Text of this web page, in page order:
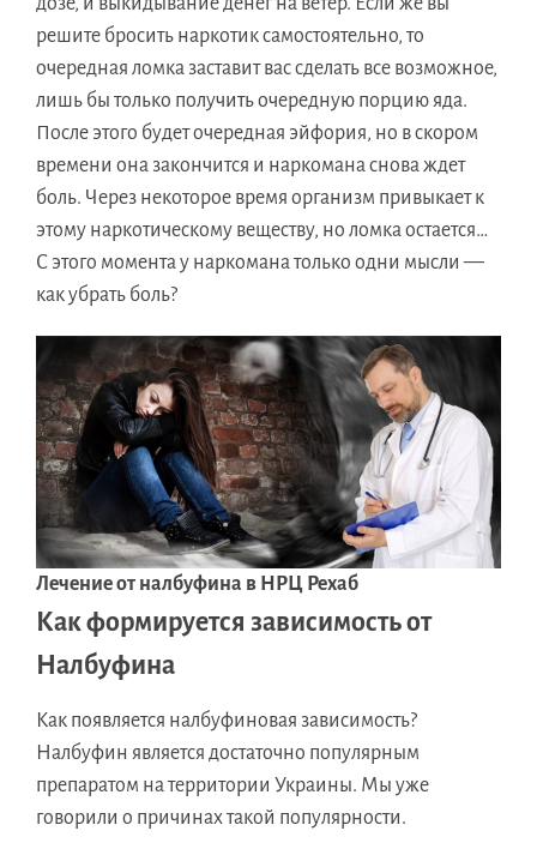
решите бросить наркотик самостоятельно, то
очередная ломка заставит вас сделать все возможное,
лишь бы только получить очередную порцию яда.
После этого будет очередная эйфория, но в скором
времени она закончится и наркомана снова ждет
боль. Через некоторое время организм привыкает к
этому наркотическому веществу, но ломка остается…
С этого момента у наркомана только одни мысли —
как убрать боль?
Лечение от налбуфина в НРЦ Рехаб
Как формируется зависимость от
Налбуфина
Как появляется налбуфиновая зависимость?
Налбуфин является достаточно популярным
препаратом на территории Украины. Мы уже
говорили о причинах такой популярности.